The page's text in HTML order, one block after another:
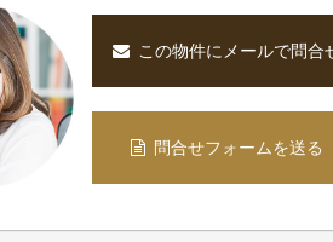
この物件にメールで問合
問合せフォームを送る